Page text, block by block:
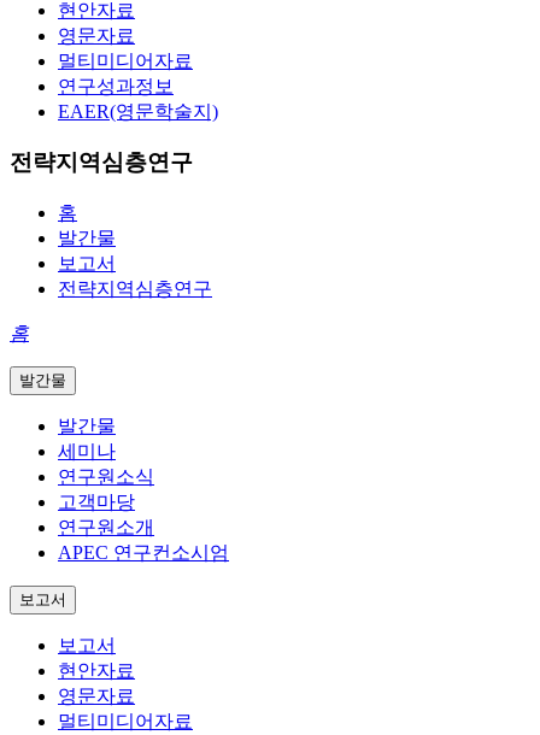
현안자료
영문자료
멀티미디어자료
연구성과정보
EAER(영문학술지)
전략지역심층연구
홈
발간물
보고서
전략지역심층연구
홈
발간물
발간물
세미나
연구원소식
고객마당
연구원소개
APEC 연구컨소시엄
보고서
보고서
현안자료
영문자료
멀티미디어자료